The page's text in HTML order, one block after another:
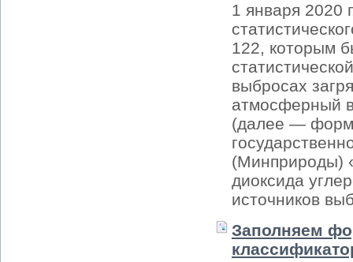
1 января 2020
122, которым
выбросах
атмосферный
(далее —
(Минприроды)
диоксида
источников
Заполняем